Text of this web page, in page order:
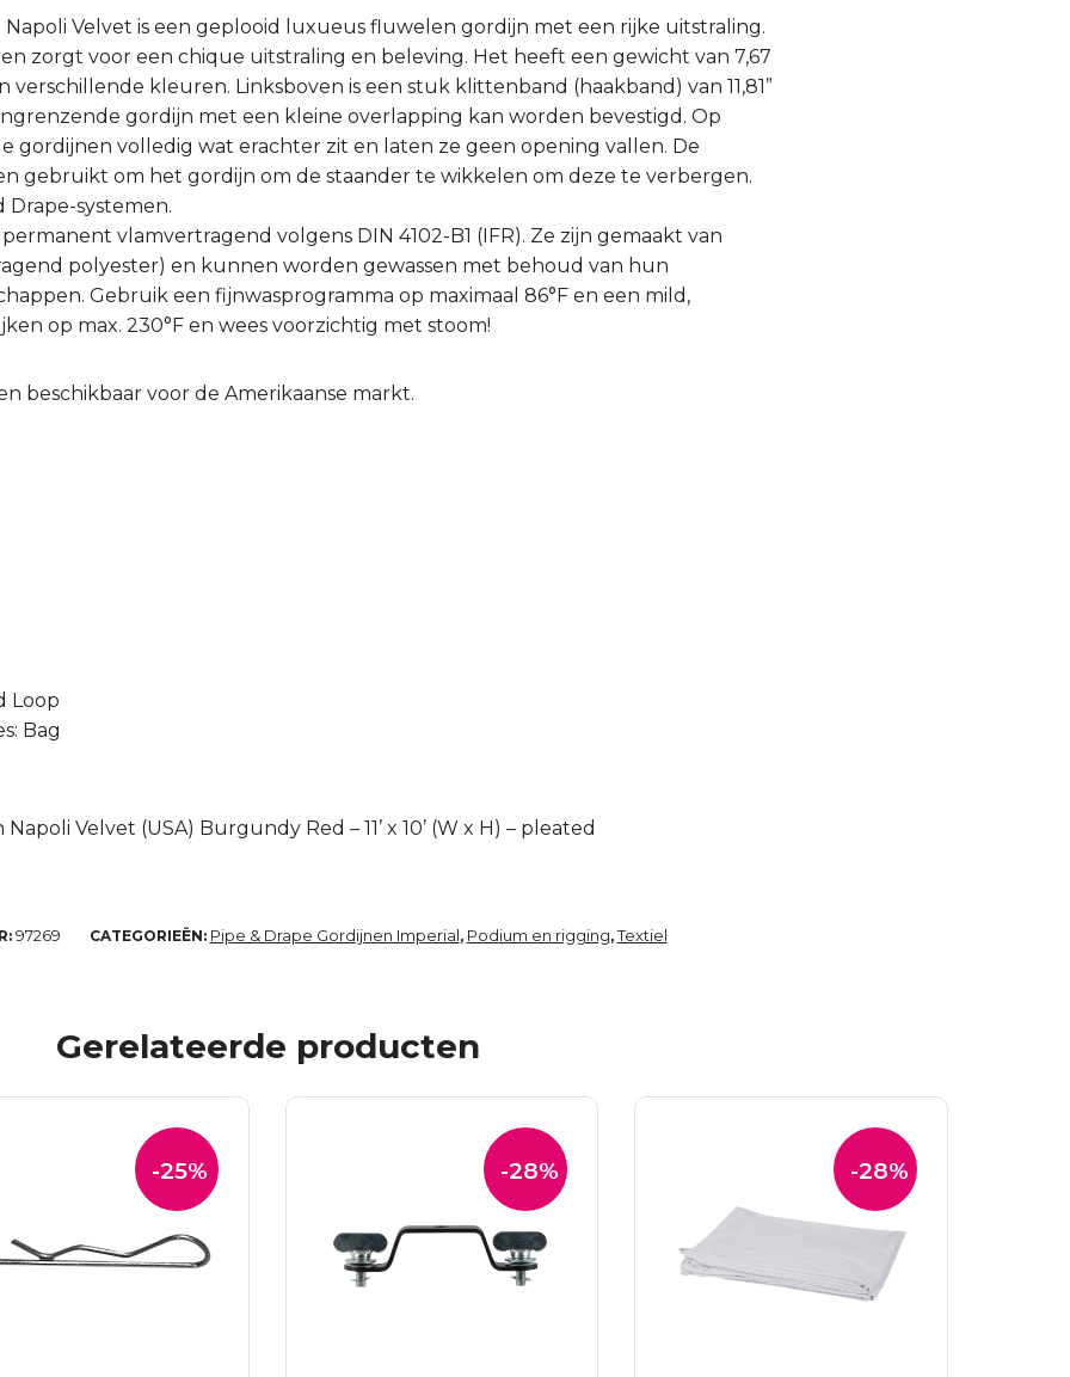
Velvet is een geplooid luxueus fluwelen gordijn met een rijke uitstraling.
zorgt voor een chique uitstraling en beleving. Het heeft een gewicht van 7,67
verschillende kleuren. Linksboven is een stuk klittenband (haakband) van 11,81”
gordijn met een kleine overlapping kan worden bevestigd. Op
gordijnen volledig wat erachter zit en laten ze geen opening vallen. De
gebruikt om het gordijn om de staander te wikkelen om deze te verbergen.
Drape-systemen.
vlamvertragend volgens DIN 4102-B1 (IFR). Ze zijn gemaakt van
polyester) en kunnen worden gewassen met behoud van hun
Gebruik een fijnwasprogramma op maximaal 86°F en een mild,
op max. 230°F en wees voorzichtig met stoom!
beschikbaar voor de Amerikaanse markt.
Loop
Bag
Velvet (USA) Burgundy Red – 11’ x 10’ (W x H) – pleated
97269 CATEGORIEËN: Pipe & Drape Gordijnen Imperial, Podium en rigging,Textiel
Gerelateerde producten
-25% -28% -28%